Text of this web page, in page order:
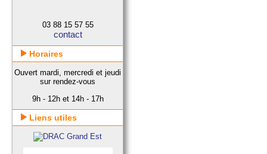
03 88 15 57 55
contact
Horaires
Ouvert mardi, mercredi et jeudi
sur rendez-vous
9h - 12h et 14h - 17h
Liens utiles